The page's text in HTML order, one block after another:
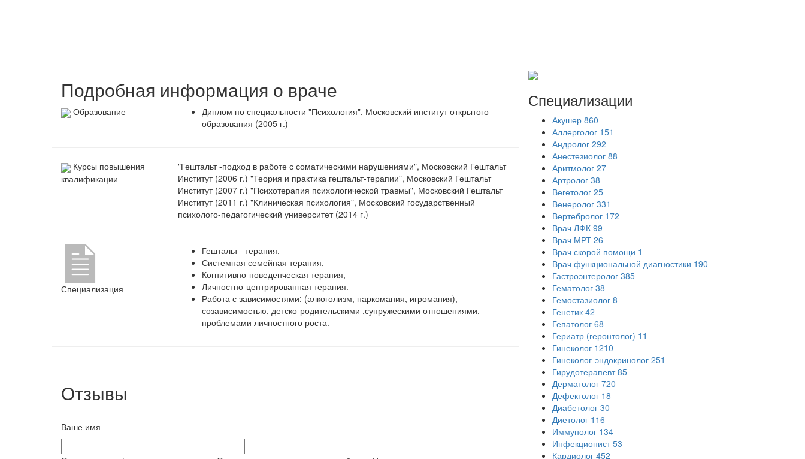
Подробная информация о враче
Образование
Диплом по специальности "Психология", Московский институт открытого
образования (2005 г.)
Курсы повышения
квалификации
"Гештальт -подход в работе с соматическими нарушениями", Московский Гештальт
Институт (2006 г.) "Теория и практика гештальт-терапии", Московский Гештальт
Институт (2007 г.) "Психотерапия психологической травмы", Московский Гештальт
Институт (2011 г.) "Клиническая психология", Московский государственный
психолого-педагогический университет (2014 г.)
Специализация
Гештальт –терапия,
Системная семейная терапия,
Когнитивно-поведенческая терапия,
Личностно-центрированная терапия.
Работа с зависимостями: (алкоголизм, наркомания, игромания),
созависимостью, детско-родительскими ,супружескими отношениями,
проблемами личностного роста.
Отзывы
Ваше имя
Специализации
Акушер 860
Аллерголог 151
Андролог 292
Анестезиолог 88
Аритмолог 27
Артролог 38
Вегетолог 25
Венеролог 331
Вертебролог 172
Врач ЛФК 99
Врач МРТ 26
Врач скорой помощи 1
Врач функциональной диагностики 190
Гастроэнтеролог 385
Гематолог 38
Гемостазиолог 8
Генетик 42
Гепатолог 68
Гериатр (геронтолог) 11
Гинеколог 1210
Гинеколог-эндокринолог 251
Гирудотерапевт 85
Дерматолог 720
Дефектолог 18
Диабетолог 30
Диетолог 116
Иммунолог 134
Инфекционист 53
Кардиолог 452